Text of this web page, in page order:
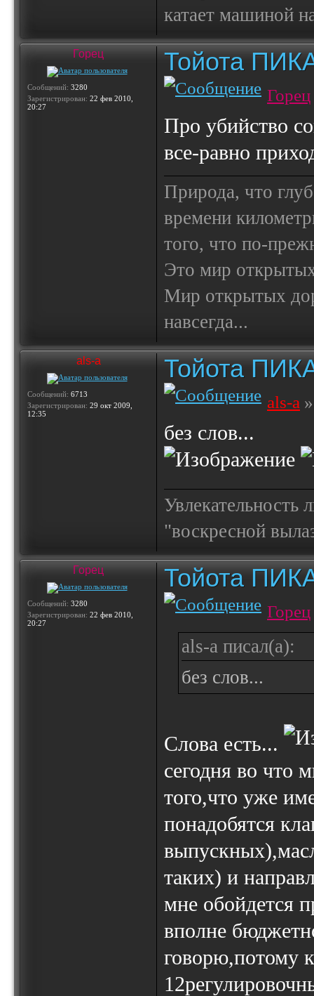
катает машиной
Горец
Сообщений: 3280
Зарегистрирован: 22 фев 2010,
20:27
Тойота
Горец
Про убийство
все-равно
Природа, что
времени
того, что по-
Это мир
Мир открытых
навсегда...
als-a
Сообщений: 6713
Зарегистрирован: 29 окт 2009,
12:35
Тойота
als-a
без слов...
Увлекательность
"воскресной
Горец
Сообщений: 3280
Зарегистрирован: 22 фев 2010,
20:27
Тойота
Горец
als-a писал(а):
без слов...
Слова есть...
сегодня во что
того,что уже
понадобятся
таких) и
мне обойдется
вполне
говорю,потому